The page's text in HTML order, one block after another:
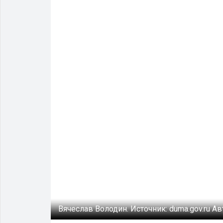
Вячеслав Володин.Источник:duma.gov.ru